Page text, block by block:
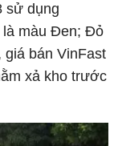
sử dụng
là màu Đen; Đỏ
giá bán VinFast
xả kho trước